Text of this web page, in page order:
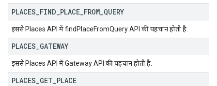
PLACES FIND PLACE FROM QUERY
इससे Places API में findPlaceFromQuery API की पहचान होती है.
PLACES GATEWAY
इससे Places API में Gateway API की पहचान होती है.
PLACES GET PLACE